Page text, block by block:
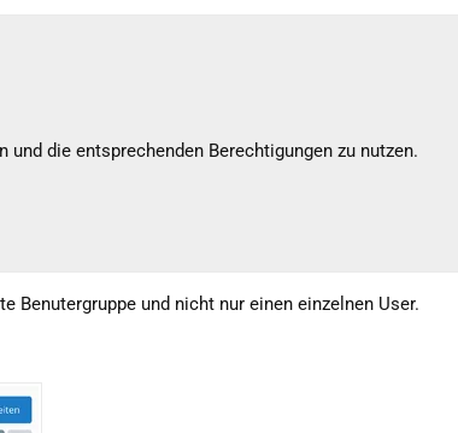
und die entsprechenden Berechtigungen zu nutzen.
Benutergruppe und nicht nur einen einzelnen User.